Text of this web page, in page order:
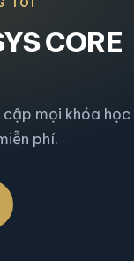
TÔI
CORE
mọi khóa học
phí.